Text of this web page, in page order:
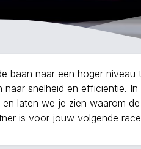
baan naar een hoger
naar snelheid en efficiëntie.
laten we je zien waarom
is voor jouw volgende